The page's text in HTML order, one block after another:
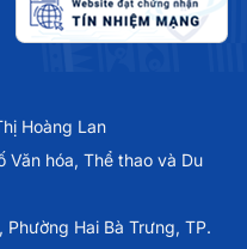
Hoàng Lan
Văn hóa, Thể thao và Du
Hai Bà Trưng, TP.